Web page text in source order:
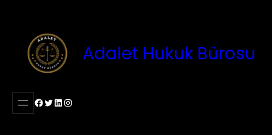
Adalet Hukuk Bürosu
Facebook
Twitter
LinkedIn
Instagram